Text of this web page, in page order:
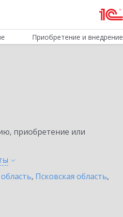
Приобретение и внедрение
приобретение или
, Псковская область,